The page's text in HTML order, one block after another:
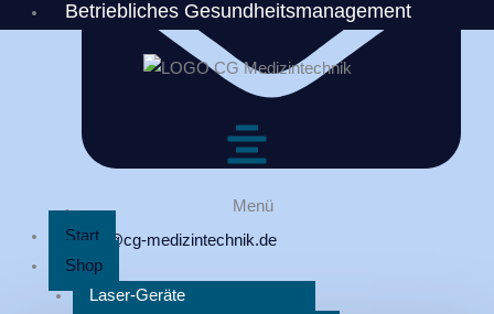
Betriebliches Gesundheitsmanagement
Menü
Start
Shop
Laser-Geräte
info@cg-medizintechnik.de